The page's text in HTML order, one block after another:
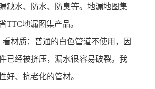
缺水、防水、防臭等。地漏地图集
TTC地漏图集产品。
质：普通的白色管道不使用，因
已经被挤压，漏水很容易破裂。我
好、抗老化的管材。